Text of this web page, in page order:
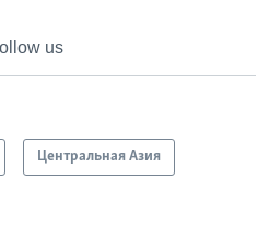
us
Центральная Азия